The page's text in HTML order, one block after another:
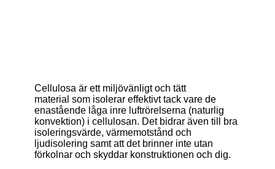
Cellulosa är ett miljövänligt och tätt
material som isolerar effektivt tack vare de
enastående låga inre luftrörelserna (naturlig
konvektion) i cellulosan. Det bidrar även till bra
isoleringsvärde, värmemotstånd och
ljudisolering samt att det brinner inte utan
förkolnar och skyddar konstruktionen och dig.